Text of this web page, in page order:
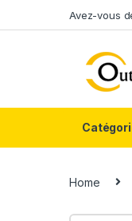
Avez-vous
Home